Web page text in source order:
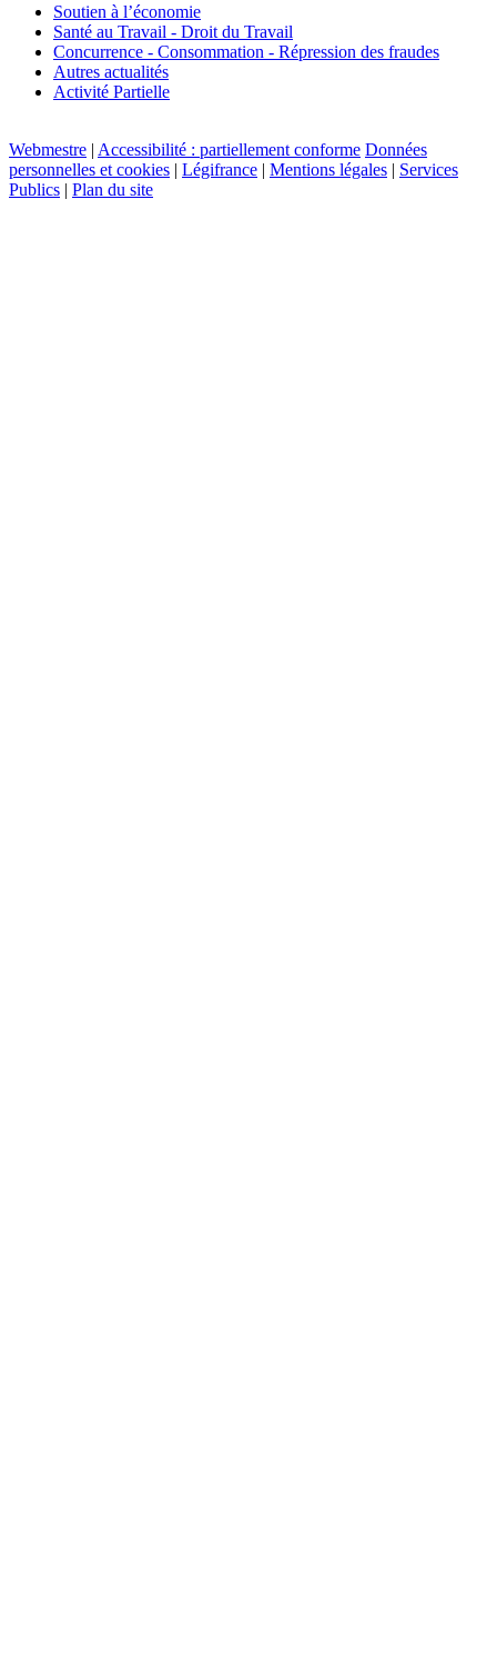
Soutien à l’économie
Santé au Travail - Droit du Travail
Concurrence - Consommation - Répression des fraudes
Autres actualités
Activité Partielle
Webmestre | Accessibilité : partiellement conforme Données
personnelles et cookies | Légifrance | Mentions légales | Services
Publics | Plan du site